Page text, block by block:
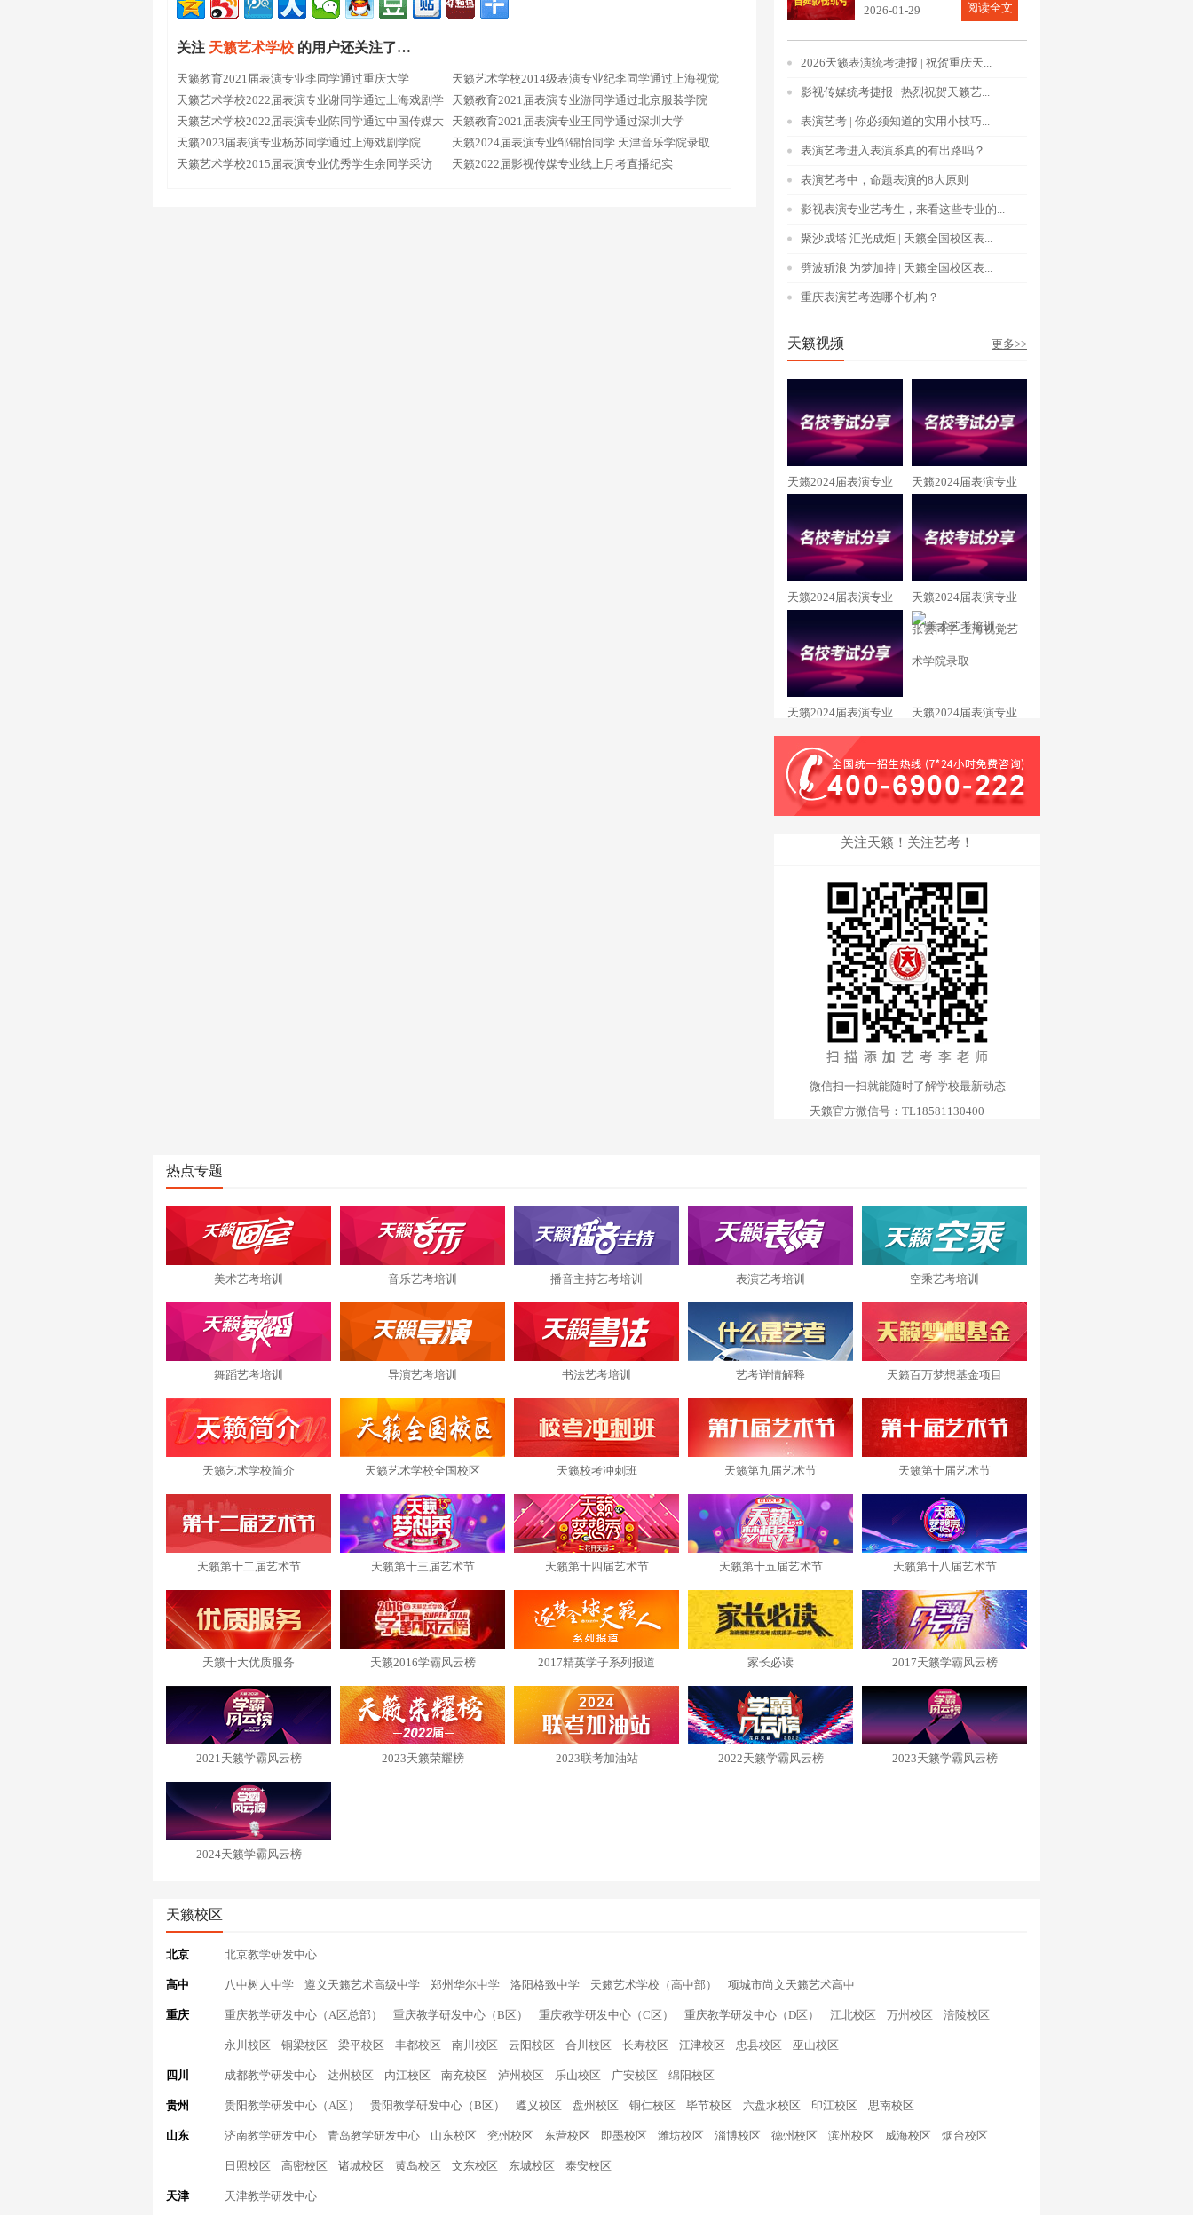
关注 天籁艺术学校 的用户还关注了…
天籁教育2021届表演专业李同学通过重庆大学
天籁艺术学校2022届表演专业谢同学通过上海戏剧学
院
天籁艺术学校2022届表演专业陈同学通过中国传媒大
学
天籁2023届表演专业杨苏同学通过上海戏剧学院
天籁艺术学校2015届表演专业优秀学生余同学采访
天籁艺术学校2014级表演专业纪李同学通过上海视觉
学院
天籁教育2021届表演专业游同学通过北京服装学院
天籁教育2021届表演专业王同学通过深圳大学
天籁2024届表演专业邹锦怡同学 天津音乐学院录取
天籁2022届影视传媒专业线上月考直播纪实
2026-01-29
阅读全文
2026天籁表演统考捷报 | 祝贺重庆天...
影视传媒统考捷报 | 热烈祝贺天籁艺...
表演艺考 | 你必须知道的实用小技巧...
表演艺考进入表演系真的有出路吗？
表演艺考中，命题表演的8大原则
影视表演专业艺考生，来看这些专业的...
聚沙成塔 汇光成炬 | 天籁全国校区表...
劈波斩浪 为梦加持 | 天籁全国校区表...
重庆表演艺考选哪个机构？
天籁视频 更多>>
天籁2024届表演专业 天籁2024届表演专业
学录取
天籁2024届表演专业 天籁2024届表演专业
张雲同学 上海视觉艺
术学院录取
天籁2024届表演专业
邹锦怡同学 天津音乐
学院录取
天籁2024届表演专业
学院录取
关注天籁！关注艺考！
微信扫一扫就能随时了解学校最新动态
天籁官方微信号：TL18581130400
热点专题
美术艺考培训 音乐艺考培训 播音主持艺考培训 表演艺考培训 空乘艺考培训
舞蹈艺考培训 导演艺考培训 书法艺考培训 艺考详情解释 天籁百万梦想基金项目
天籁艺术学校简介 天籁艺术学校全国校区 天籁校考冲刺班 天籁第九届艺术节 天籁第十届艺术节
天籁第十二届艺术节 天籁第十三届艺术节 天籁第十四届艺术节 天籁第十五届艺术节 天籁第十八届艺术节
天籁十大优质服务 天籁2016学霸风云榜 2017精英学子系列报道 家长必读 2017天籁学霸风云榜
2021天籁学霸风云榜 2023天籁荣耀榜 2023联考加油站 2022天籁学霸风云榜 2023天籁学霸风云榜
2024天籁学霸风云榜
天籁校区
北京 北京教学研发中心
高中 八中树人中学 遵义天籁艺术高级中学 郑州华尔中学 洛阳格致中学 天籁艺术学校（高中部） 项城市尚文天籁艺术高中
重庆 重庆教学研发中心（A区总部） 重庆教学研发中心（B区） 重庆教学研发中心（C区） 重庆教学研发中心（D区） 江北校区 万州校区 涪陵校区
永川校区 铜梁校区 梁平校区 丰都校区 南川校区 云阳校区 合川校区 长寿校区 江津校区 忠县校区 巫山校区
四川 成都教学研发中心 达州校区 内江校区 南充校区 泸州校区 乐山校区 广安校区 绵阳校区
贵州 贵阳教学研发中心（A区） 贵阳教学研发中心（B区） 遵义校区 盘州校区 铜仁校区 毕节校区 六盘水校区 印江校区 思南校区
山东 济南教学研发中心 青岛教学研发中心 山东校区 兖州校区 东营校区 即墨校区 潍坊校区 淄博校区 德州校区 滨州校区 威海校区 烟台校区
日照校区 高密校区 诸城校区 黄岛校区 文东校区 东城校区 泰安校区
天津 天津教学研发中心